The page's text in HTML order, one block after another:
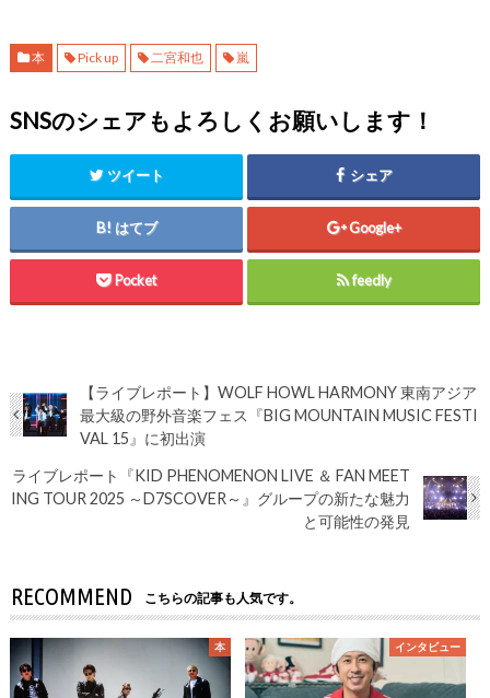
本 Pick up 二宮和也 嵐
SNSのシェアもよろしくお願いします！
ツイート シェア
はてブ Google+
Pocket feedly
【ライブレポート】WOLF HOWL HARMONY 東南アジア
最大級の野外音楽フェス『BIG MOUNTAIN MUSIC FESTI
VAL 15』に初出演
ライブレポート『KID PHENOMENON LIVE ＆ FAN MEET
ING TOUR 2025 ～D7SCOVER～』グループの新たな魅力
と可能性の発見
RECOMMEND こちらの記事も人気です。
本 インタビュー